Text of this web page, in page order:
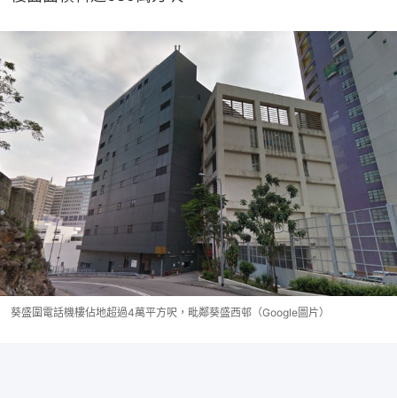
葵盛圍電話機樓佔地超過4萬平方呎，毗鄰葵盛西邨（Google圖片）